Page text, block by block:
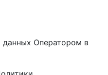
данных Оператором в